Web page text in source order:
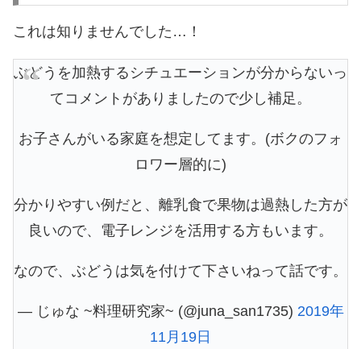
これは知りませんでした…！
ぶどうを加熱するシチュエーションが分からないっ
てコメントがありましたので少し補足。
お子さんがいる家庭を想定してます。(ボクのフォ
ロワー層的に)
分かりやすい例だと、離乳食で果物は過熱した方が
良いので、電子レンジを活用する方もいます。
なので、ぶどうは気を付けて下さいねって話です。
— じゅな ~料理研究家~ (@juna_san1735) 2019年
11月19日